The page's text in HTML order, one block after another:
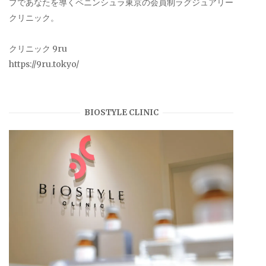
プであなたを導くペニンシュラ東京の会員制ラグジュアリー
クリニック。
クリニック 9ru
https://9ru.tokyo/
BIOSTYLE CLINIC